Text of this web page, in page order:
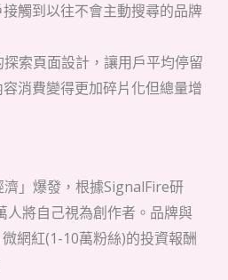
觸到以往不會主動搜尋的品牌
索頁面設計，讓用戶平均停留
消費變得更加碎片化但總量增
」爆發，根據SignalFire研
人將自己視為創作者。品牌與
網紅(1-10萬粉絲)的投資報酬